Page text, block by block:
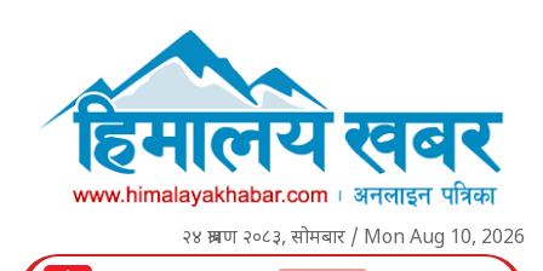
२४ श्रावण २०८३, सोमबार / Mon Aug 10, 2026